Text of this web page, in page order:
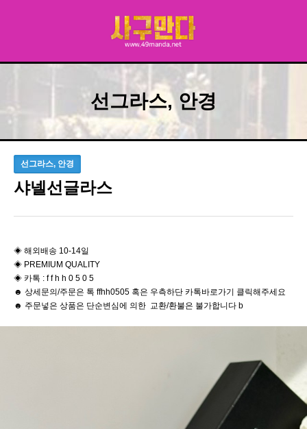
선그라스, 안경
선그라스, 안경
샤넬선글라스
◈ 해외배송 10-14일
◈ PREMIUM QUALITY
◈ 카톡 : f f h h 0 5 0 5
☻ 상세문의/주문은 톡 ffhh0505 혹은 우측하단 카톡바로가기 클릭해주세요
☻ 주문넣은 상품은 단순변심에 의한 교환/환불은 불가합니다 b